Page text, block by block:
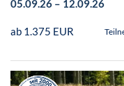
05.09.26 – 12.09.26
ab 1.375 EUR